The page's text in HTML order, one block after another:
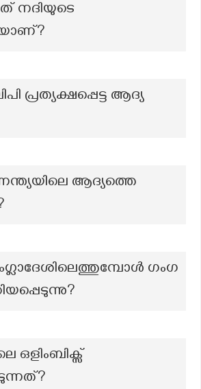
നദിയുടെ
പ്രത്യക്ഷപ്പെട്ട ആദ്യ
ആദ്യത്തെ
ഗംഗ
ഒളിംബിക്സ്